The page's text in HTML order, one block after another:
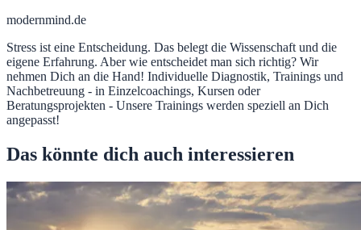
modernmind.de
Stress ist eine Entscheidung. Das belegt die Wissenschaft und die
eigene Erfahrung. Aber wie entscheidet man sich richtig? Wir
nehmen Dich an die Hand! Individuelle Diagnostik, Trainings und
Nachbetreuung - in Einzelcoachings, Kursen oder
Beratungsprojekten - Unsere Trainings werden speziell an Dich
angepasst!
Das könnte dich auch interessieren